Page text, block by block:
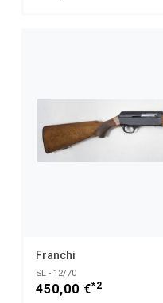
Franchi
SL - 12/70
450,00 €*2